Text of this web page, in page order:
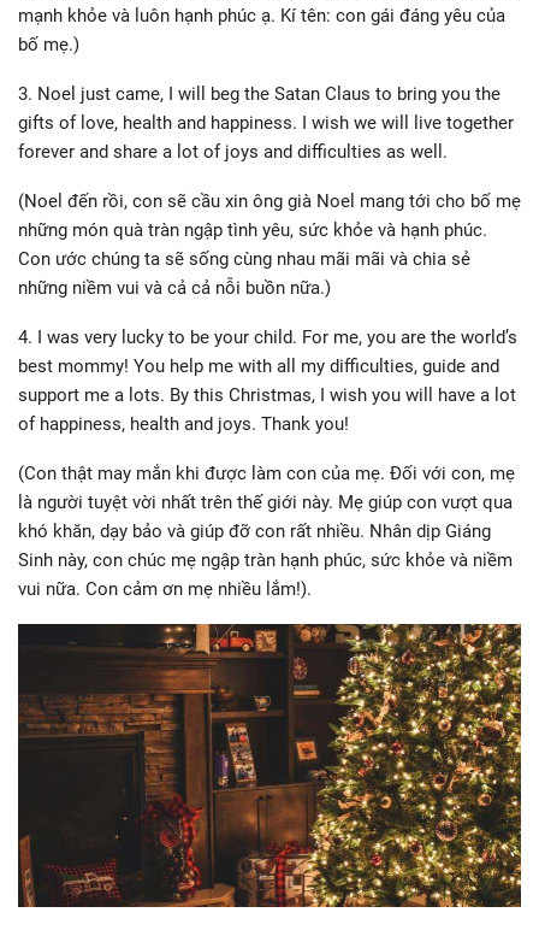
mạnh khỏe và luôn hạnh phúc ạ. Kí tên: con gái đáng yêu của
bố mẹ.)
3. Noel just came, I will beg the Satan Claus to bring you the
gifts of love, health and happiness. I wish we will live together
forever and share a lot of joys and difficulties as well.
(Noel đến rồi, con sẽ cầu xin ông già Noel mang tới cho bố mẹ
những món quà tràn ngập tình yêu, sức khỏe và hạnh phúc.
Con ước chúng ta sẽ sống cùng nhau mãi mãi và chia sẻ
những niềm vui và cả cả nỗi buồn nữa.)
4. I was very lucky to be your child. For me, you are the world’s
best mommy! You help me with all my difficulties, guide and
support me a lots. By this Christmas, I wish you will have a lot
of happiness, health and joys. Thank you!
(Con thật may mắn khi được làm con của mẹ. Đối với con, mẹ
là người tuyệt vời nhất trên thế giới này. Mẹ giúp con vượt qua
khó khăn, dạy bảo và giúp đỡ con rất nhiều. Nhân dịp Giáng
Sinh này, con chúc mẹ ngập tràn hạnh phúc, sức khỏe và niềm
vui nữa. Con cảm ơn mẹ nhiều lắm!).